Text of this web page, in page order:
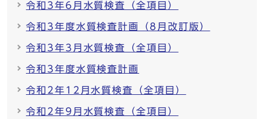
令和3年6月水質検査（全項目）
令和3年度水質検査計画（8月改訂版）
令和3年3月水質検査（全項目）
令和3年度水質検査計画
令和2年12月水質検査（全項目）
令和2年9月水質検査（全項目）